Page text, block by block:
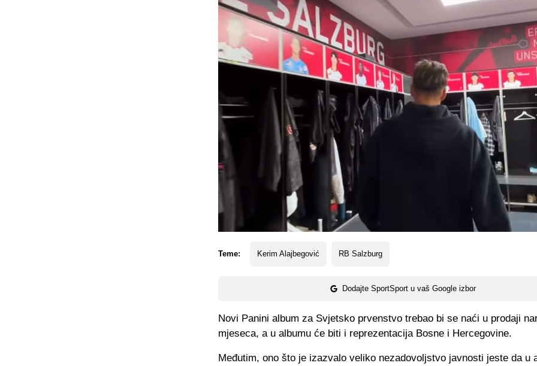
Teme: Kerim Alajbegović RB Salzburg
Dodajte SportSport u vaš Google izbor
Novi Panini album za Svjetsko prvenstvo trebao bi se naći u prodaji
mjeseca, a u albumu će biti i reprezentacija Bosne i Hercegovine.
Međutim, ono što je izazvalo veliko nezadovoljstvo javnosti jeste da u